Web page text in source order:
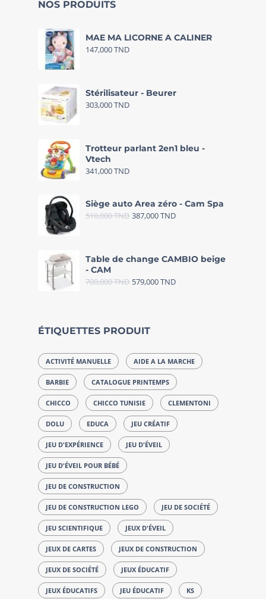
NOS PRODUITS
MAE MA LICORNE A CALINER
147,000TND
Stérilisateur - Beurer
303,000TND
Trotteur parlant 2en1 bleu -
Vtech
341,000TND
Siège auto Area zéro - Cam Spa
510,000TND 387,000TND
Table de change CAMBIO beige
- CAM
700,000TND 579,000TND
ÉTIQUETTES PRODUIT
ACTIVITÉ MANUELLE AIDE A LA MARCHE
BARBIE CATALOGUE PRINTEMPS
CHICCO CHICCO TUNISIE CLEMENTONI
DOLU EDUCA JEU CRÉATIF
JEU D'EXPÉRIENCE JEU D'ÉVEIL
JEU D'ÉVEIL POUR BÉBÉ
JEU DE CONSTRUCTION
JEU DE CONSTRUCTION LEGO JEU DE SOCIÉTÉ
JEU SCIENTIFIQUE JEUX D'ÉVEIL
JEUX DE CARTES JEUX DE CONSTRUCTION
JEUX DE SOCIÉTÉ JEUX ÉDUCATIF
JEUX ÉDUCATIFS JEU ÉDUCATIF KS